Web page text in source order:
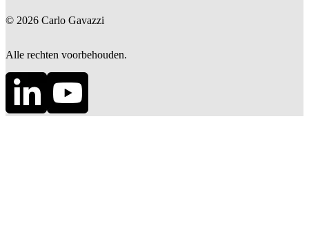
© 2026 Carlo Gavazzi
Alle rechten voorbehouden.